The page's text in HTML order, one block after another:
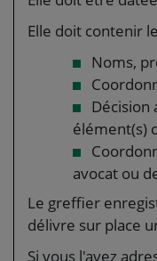
Elle doit contenir
Noms,
Décision
élément(s)
avocat ou
Le greffier
délivre sur place
Si vous l'avez